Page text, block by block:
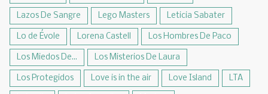
Lazos De Sangre Lego Masters Leticia Sabater
Lo de Évole Lorena Castell Los Hombres De Paco
Los Miedos De... Los Misterios De Laura
Los Protegidos Love is in the air Love Island LTA